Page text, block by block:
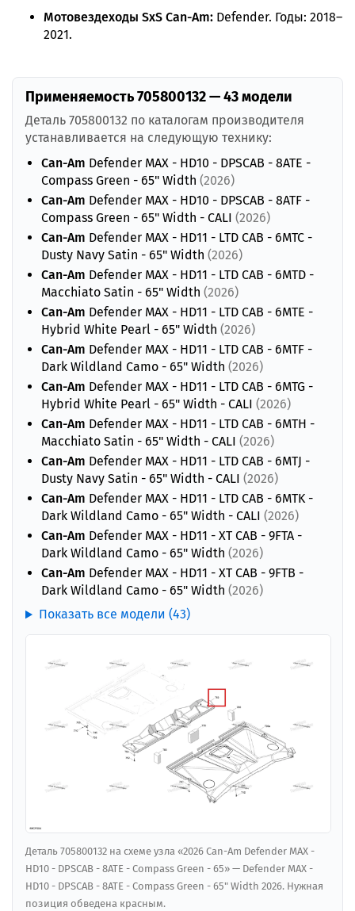
Мотовездеходы SxS Can-Am: Defender. Годы: 2018–
2021.
Применяемость 705800132 — 43 модели
Деталь 705800132 по каталогам производителя
устанавливается на следующую технику:
Can-Am Defender MAX - HD10 - DPSCAB - 8ATE -
Compass Green - 65" Width (2026)
Can-Am Defender MAX - HD10 - DPSCAB - 8ATF -
Compass Green - 65" Width - CALI (2026)
Can-Am Defender MAX - HD11 - LTD CAB - 6MTC -
Dusty Navy Satin - 65" Width (2026)
Can-Am Defender MAX - HD11 - LTD CAB - 6MTD -
Macchiato Satin - 65" Width (2026)
Can-Am Defender MAX - HD11 - LTD CAB - 6MTE -
Hybrid White Pearl - 65" Width (2026)
Can-Am Defender MAX - HD11 - LTD CAB - 6MTF -
Dark Wildland Camo - 65" Width (2026)
Can-Am Defender MAX - HD11 - LTD CAB - 6MTG -
Hybrid White Pearl - 65" Width - CALI (2026)
Can-Am Defender MAX - HD11 - LTD CAB - 6MTH -
Macchiato Satin - 65" Width - CALI (2026)
Can-Am Defender MAX - HD11 - LTD CAB - 6MTJ -
Dusty Navy Satin - 65" Width - CALI (2026)
Can-Am Defender MAX - HD11 - LTD CAB - 6MTK -
Dark Wildland Camo - 65" Width - CALI (2026)
Can-Am Defender MAX - HD11 - XT CAB - 9FTA -
Dark Wildland Camo - 65" Width (2026)
Can-Am Defender MAX - HD11 - XT CAB - 9FTB -
Dark Wildland Camo - 65" Width (2026)
Показать все модели (43)
Деталь 705800132 на схеме узла «2026 Can-Am Defender MAX -
HD10 - DPSCAB - 8ATE - Compass Green - 65» — Defender MAX -
HD10 - DPSCAB - 8ATE - Compass Green - 65" Width 2026. Нужная
позиция обведена красным.